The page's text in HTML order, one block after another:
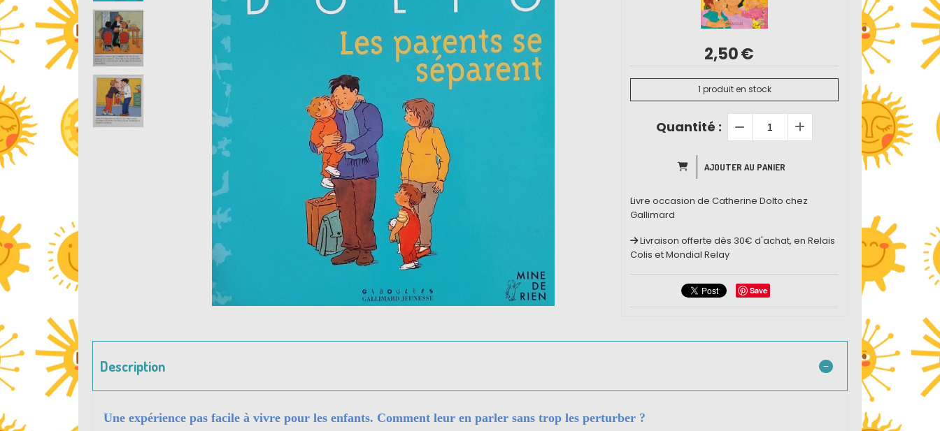
2,50€
1 produit en stock
Quantité :
AJOUTER AU PANIER
Livre occasion de Catherine Dolto chez
Gallimard
Livraison offerte dès 30€ d'achat, en Relais
Colis et Mondial Relay
Save
Description
Une expérience pas facile à vivre pour les enfants. Comment leur en parler sans trop les perturber ?